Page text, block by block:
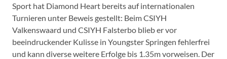
Sport hat Diamond Heart bereits auf internationalen
Turnieren unter Beweis gestellt: Beim CSIYH
Valkenswaard und CSIYH Falsterbo blieb er vor
beeindruckender Kulisse in Youngster Springen fehlerfrei
und kann diverse weitere Erfolge bis 1.35m vorweisen. Der